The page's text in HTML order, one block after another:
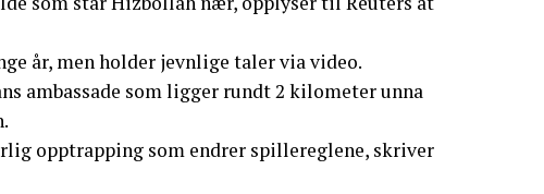
år, men holder jevnlige taler via video.
ambassade som ligger rundt 2 kilometer unna
opptrapping som endrer spillereglene, skriver